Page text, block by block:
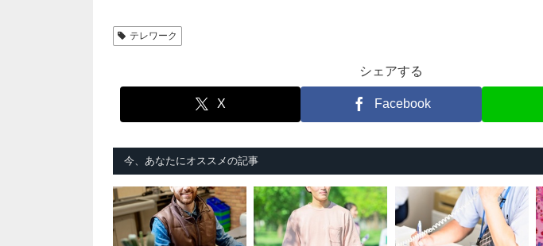
テレワーク
シェアする
X Facebook
今、あなたにオススメの記事